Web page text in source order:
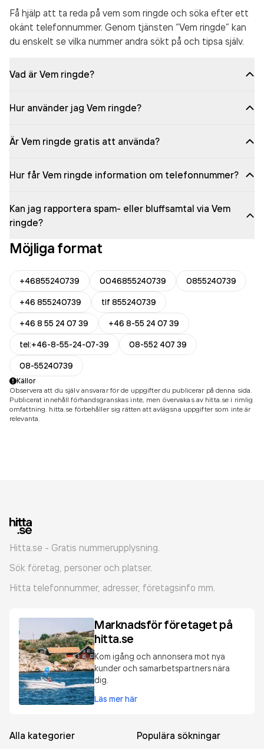
Få hjälp att ta reda på vem som ringde och söka efter ett
okänt telefonnummer. Genom tjänsten “Vem ringde” kan
du enskelt se vilka nummer andra sökt på och tipsa själv.
Vad är Vem ringde?
Hur använder jag Vem ringde?
Är Vem ringde gratis att använda?
Hur får Vem ringde information om telefonnummer?
Kan jag rapportera spam- eller bluffsamtal via Vem
ringde?
Möjliga format
+46855240739 0046855240739
0855240739
+46 855240739
tlf 855240739
+46 8 55 24 07 39
+46 8-55 24 07 39
tel:+46-8-55-24-07-39
08-552 407 39
08-55240739
Källor
Observera att du själv ansvarar för de uppgifter du publicerar på denna sida.
Publicerat innehåll förhandsgranskas inte, men övervakas av hitta.se i rimlig
omfattning. hitta.se förbehåller sig rätten att avlägsna uppgifter som inte är
relevanta.
Hitta.se - Gratis nummerupplysning.
Sök företag, personer och platser.
Hitta telefonnummer, adresser, företagsinfo mm.
Marknadsför företaget på
hitta.se
Kom igång och annonsera mot nya
kunder och samarbetspartners nära
dig.
Läs mer här
Alla kategorier Populära sökningar